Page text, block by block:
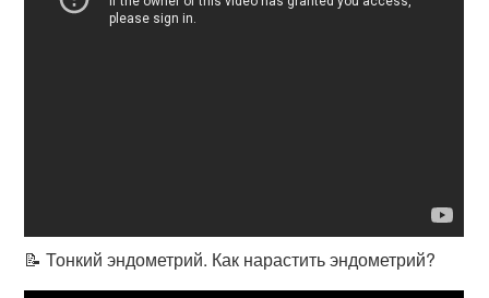
📝 Тонкий эндометрий. Как нарастить эндометрий?